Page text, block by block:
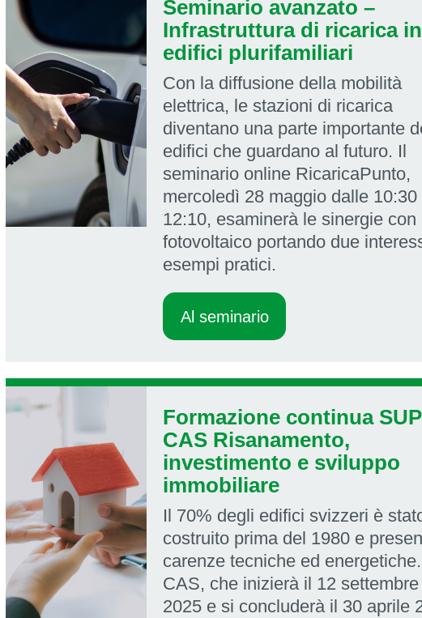
Seminario avanzato –
Infrastruttura di ricarica in
edifici plurifamiliari
Con la diffusione della mobilità
elettrica, le stazioni di ricarica
diventano una parte importante
edifici che guardano al futuro. Il
seminario online RicaricaPunto,
mercoledì 28 maggio dalle 10:30
12:10, esaminerà le sinergie con
fotovoltaico portando due
esempi pratici.
Al seminario
Formazione continua
CAS Risanamento,
investimento e sviluppo
immobiliare
Il 70% degli edifici svizzeri è
costruito prima del 1980 e
carenze tecniche ed
CAS, che inizierà il 12 settembre
2025 e si concluderà il 30 aprile